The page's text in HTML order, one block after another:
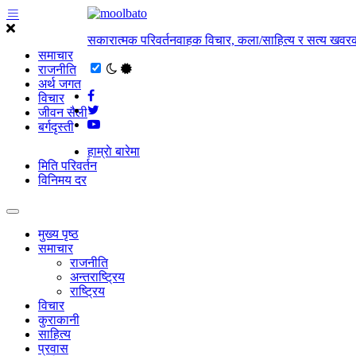
समाचार
राजनीति
अर्थ जगत
विचार
जीवन सैली
बर्गदृस्ती
सकारात्मक परिवर्तनवाहक विचार, कला/साहित्य र सत्य
हाम्राे बारेमा
मिति परिवर्तन
विनिमय दर
मुख्य पृष्ठ
समाचार
राजनीति
अन्तराष्ट्रिय
राष्ट्रिय
विचार
कुराकानी
साहित्य
प्रवास